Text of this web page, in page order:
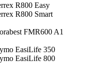
R800 Easy
R800 Smart
FMR600 A1
EasiLife 350
EasiLife 800